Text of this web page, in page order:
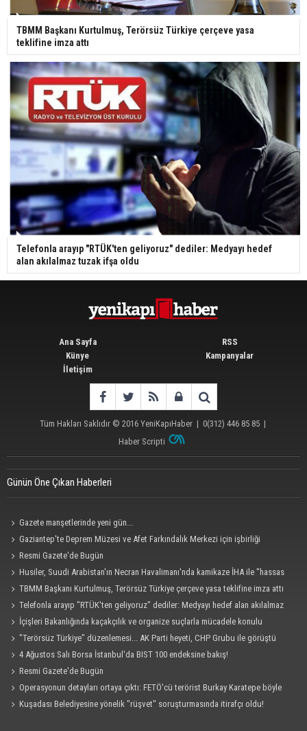
TBMM Başkanı Kurtulmuş, Terörsüz Türkiye çerçeve yasa
teklifine imza attı
Telefonla arayıp "RTÜK'ten geliyoruz" dediler: Medyayı hedef
alan akılalmaz tuzak ifşa oldu
Ana Sayfa
Künye
İletişim
RSS
Kampanyalar
Tüm Hakları Saklıdır © 2016 YeniKapıHaber| 0(312) 446 85 85|
Haber Scripti
Günün Öne Çıkan Haberleri
Gazete manşetlerinde yeni gün...
Gaziantep'te Deprem Müzesi ve Afet Farkındalık Merkezi için işbirliği
protokolü imzalandı
Resmi Gazete'de Bugün
Husiler, Suudi Arabistan'ın Necran Havalimanı'nda kamikaze İHA ile "hassas
bir hedefi" vurduklarını açıkladı
TBMM Başkanı Kurtulmuş, Terörsüz Türkiye çerçeve yasa teklifine imza attı
Telefonla arayıp "RTÜK'ten geliyoruz" dediler: Medyayı hedef alan akılalmaz
tuzak ifşa oldu
İçişleri Bakanlığında kaçakçılık ve organize suçlarla mücadele konulu
güvenlik toplantısı yapıldı
"Terörsüz Türkiye" düzenlemesi... AK Parti heyeti, CHP Grubu ile görüştü
4 Ağustos Salı Borsa İstanbul'da BIST 100 endeksine bakış!
Resmi Gazete'de Bugün
Operasyonun detayları ortaya çıktı: FETÖ'cü terörist Burkay Karatepe böyle
yakalandı!
Kuşadası Belediyesine yönelik "rüşvet" soruşturmasında itirafçı oldu!